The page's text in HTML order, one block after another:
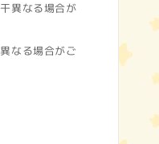
異なる場合が
なる場合がご